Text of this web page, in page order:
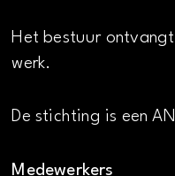
Het bestuur
werk.
De stichting is een
Medewerkers